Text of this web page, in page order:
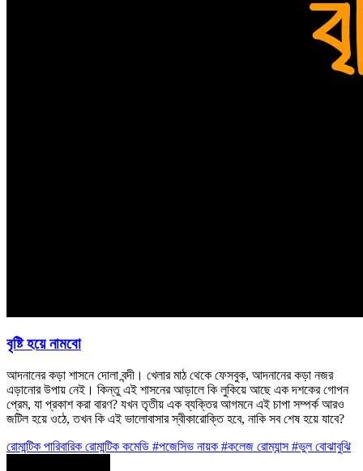
বৃষ্টি হয়ে নামবো
আদনানের কড়া শাসনে দোলা বন্দী। খেলার মাঠ থেকে ফেসবুক, আদনানের কড়া নজর
এড়ানোর উপায় নেই। কিন্তু এই শাসনের আড়ালে কি লুকিয়ে আছে এক দশকের গোপন
প্রেম, যা প্রকাশ করা বারণ? যখন তৃতীয় এক ব্যক্তির আগমনে এই চাপা সম্পর্ক আরও
জটিল হয়ে ওঠে, তখন কি এই ভালোবাসার স্বীকারোক্তি হবে, নাকি সব শেষ হয়ে যাবে?
রোমান্টিক পারিবারিক রোমান্টিক কমেডি #পজেসিভ নায়ক #কলেজ রোম্যান্স#ভুল বোঝাবুঝি